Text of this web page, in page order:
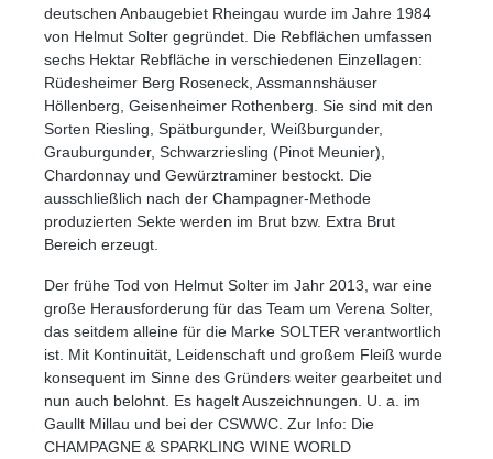
deutschen Anbaugebiet Rheingau wurde im Jahre 1984
von Helmut Solter gegründet. Die Rebflächen umfassen
sechs Hektar Rebfläche in verschiedenen Einzellagen:
Rüdesheimer Berg Roseneck, Assmannshäuser
Höllenberg, Geisenheimer Rothenberg. Sie sind mit den
Sorten Riesling, Spätburgunder, Weißburgunder,
Grauburgunder, Schwarzriesling (Pinot Meunier),
Chardonnay und Gewürztraminer bestockt. Die
ausschließlich nach der Champagner-Methode
produzierten Sekte werden im Brut bzw. Extra Brut
Bereich erzeugt.
Der frühe Tod von Helmut Solter im Jahr 2013, war eine
große Herausforderung für das Team um Verena Solter,
das seitdem alleine für die Marke SOLTER verantwortlich
ist. Mit Kontinuität, Leidenschaft und großem Fleiß wurde
konsequent im Sinne des Gründers weiter gearbeitet und
nun auch belohnt. Es hagelt Auszeichnungen. U. a. im
Gaullt Millau und bei der CSWWC. Zur Info: Die
CHAMPAGNE & SPARKLING WINE WORLD